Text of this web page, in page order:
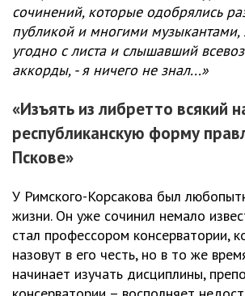
сочинений, которые одобрялись
публикой и многими музыкантами,
угодно с листа и слышавший
аккорды, - я ничего не знал...»
«Изъять из либретто всякий
республиканскую форму
Пскове»
У Римского-Корсакова был
жизни. Он уже сочинил немало
стал профессором консерватории,
назовут в его честь, но в то же
начинает изучать дисциплины,